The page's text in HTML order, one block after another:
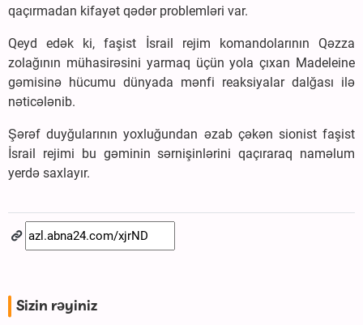
qaçırmadan kifayət qədər problemləri var.
Qeyd edək ki, faşist İsrail rejim komandolarının Qəzza
zolağının mühasirəsini yarmaq üçün yola çıxan Madeleine
gəmisinə hücumu dünyada mənfi reaksiyalar dalğası ilə
nəticələnib.
Şərəf duyğularının yoxluğundan əzab çəkən sionist faşist
İsrail rejimi bu gəminin sərnişinlərini qaçıraraq naməlum
yerdə saxlayır.
Sizin rəyiniz